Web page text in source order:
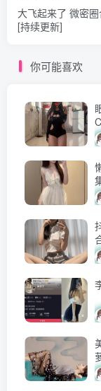
大飞起来了 微密
[持续更新]
你可能喜欢